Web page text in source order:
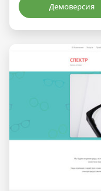
Демоверсия